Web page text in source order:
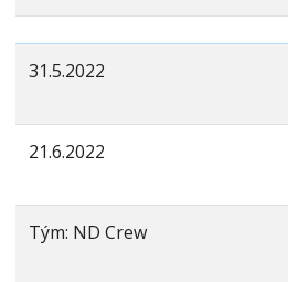
31.5.2022
21.6.2022
Tým: ND Crew